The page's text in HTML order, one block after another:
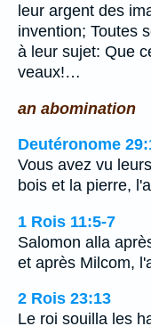
leur argent des
invention; Toutes
à leur sujet: Que
veaux!…
an abomination
Deutéronome
Vous avez vu
bois et la pierre,
1 Rois 11:5-7
Salomon alla
et après Milcom,
2 Rois 23:13
Le roi souilla les